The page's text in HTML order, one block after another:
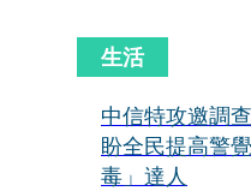
生活
中信特攻邀調
盼全民提高警
毒」達人